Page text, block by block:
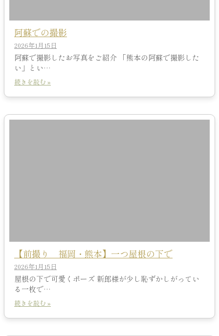
阿蘇での撮影
2026年1月15日
阿蘇で撮影したお写真をご紹介 「熊本の阿蘇で撮影した
い」とい…
続きを読む »
【前撮り 福岡・熊本】一つ屋根の下で
2026年1月15日
屋根の下で可愛くポーズ 新郎様が少し恥ずかしがってい
る一枚で…
続きを読む »